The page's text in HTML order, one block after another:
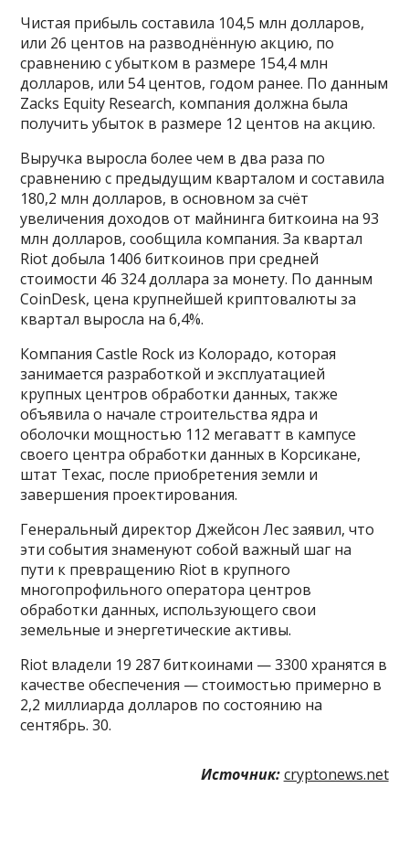
Чистая прибыль составила 104,5 млн долларов,
или 26 центов на разводнённую акцию, по
сравнению с убытком в размере 154,4 млн
долларов, или 54 центов, годом ранее. По данным
Zacks Equity Research, компания должна была
получить убыток в размере 12 центов на акцию.
Выручка выросла более чем в два раза по
сравнению с предыдущим кварталом и составила
180,2 млн долларов, в основном за счёт
увеличения доходов от майнинга биткоина на 93
млн долларов, сообщила компания. За квартал
Riot добыла 1406 биткоинов при средней
стоимости 46 324 доллара за монету. По данным
CoinDesk, цена крупнейшей криптовалюты за
квартал выросла на 6,4%.
Компания Castle Rock из Колорадо, которая
занимается разработкой и эксплуатацией
крупных центров обработки данных, также
объявила о начале строительства ядра и
оболочки мощностью 112 мегаватт в кампусе
своего центра обработки данных в Корсикане,
штат Техас, после приобретения земли и
завершения проектирования.
Генеральный директор Джейсон Лес заявил, что
эти события знаменуют собой важный шаг на
пути к превращению Riot в крупного
многопрофильного оператора центров
обработки данных, использующего свои
земельные и энергетические активы.
Riot владели 19 287 биткоинами — 3300 хранятся в
качестве обеспечения — стоимостью примерно в
2,2 миллиарда долларов по состоянию на
сентябрь. 30.
Источник: cryptonews.net